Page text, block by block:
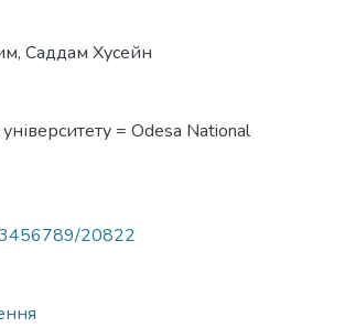
, Саддам Хусейн
= Odesa National
20822